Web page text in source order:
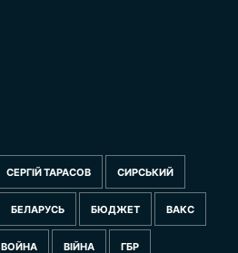
СЕРГІЙ ТАРАСОВ СИРСЬКИЙ
БЕЛАРУСЬ БЮДЖЕТ ВАКС
ВОЙНА ВІЙНА ГБР